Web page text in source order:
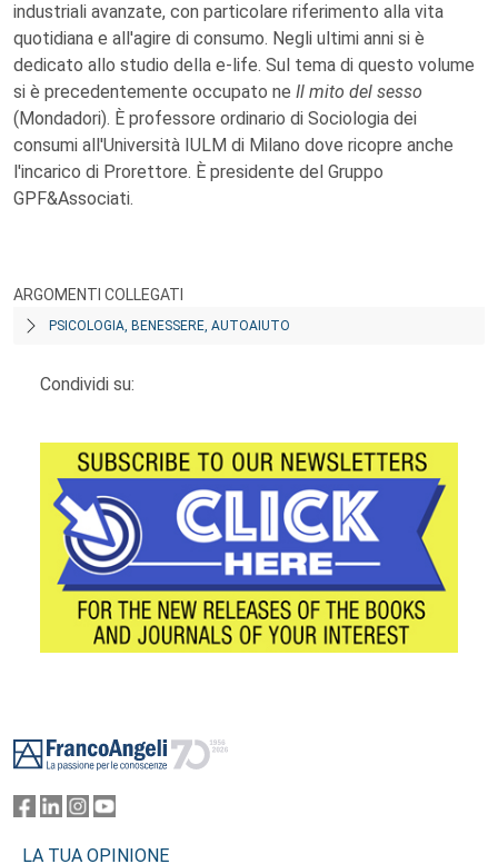
industriali avanzate, con particolare riferimento alla vita
quotidiana e all'agire di consumo. Negli ultimi anni si è
dedicato allo studio della e-life. Sul tema di questo volume
si è precedentemente occupato ne Il mito del sesso
(Mondadori). È professore ordinario di Sociologia dei
consumi all'Università IULM di Milano dove ricopre anche
l'incarico di Prorettore. È presidente del Gruppo
GPF&Associati.
ARGOMENTI COLLEGATI
PSICOLOGIA, BENESSERE, AUTOAIUTO
Condividi su:
LA TUA OPINIONE